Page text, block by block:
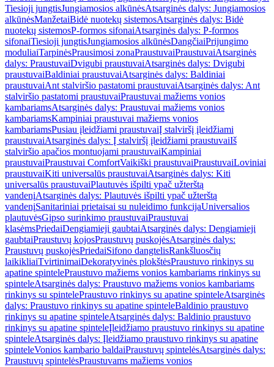
Tiesioji jungtisJungiamosios alkūnėsAtsarginės dalys: Jungiamosios
alkūnėsManžetaiBidė nuotekų sistemosAtsarginės dalys: Bidė
nuotekų sistemosP-formos sifonaiAtsarginės dalys: P-formos
sifonaiTiesioji jungtisJungiamosios alkūnėsDangčiaiPrijungimo
moduliaiTarpinėsPrausimosi zonaPraustuvaiPraustuvaiAtsarginės
dalys: PraustuvaiDvigubi praustuvaiAtsarginės dalys: Dvigubi
praustuvaiBaldiniai praustuvaiAtsarginės dalys: Baldiniai
praustuvaiAnt stalviršio pastatomi praustuvaiAtsarginės dalys: Ant
stalviršio pastatomi praustuvaiPraustuvai mažiems vonios
kambariamsAtsarginės dalys: Praustuvai mažiems vonios
kambariamsKampiniai praustuvai mažiems vonios
kambariamsPusiau įleidžiami praustuvaiĮ stalviršį įleidžiami
praustuvaiAtsarginės dalys: Į stalviršį įleidžiami praustuvaiIš
stalviršio apačios montuojami praustuvaiKampiniai
praustuvaiPraustuvai ComfortVaikiški praustuvaiPraustuvaiLoviniai
praustuvaiKiti universalūs praustuvaiAtsarginės dalys: Kiti
universalūs praustuvaiPlautuvės išpilti ypač užterštą
vandenįAtsarginės dalys: Plautuvės išpilti ypač užterštą
vandenįSanitariniai prietaisai su nuleidimo funkcijaUniversalios
plautuvėsGipso surinkimo praustuvaiPraustuvai
klasėmsPriedaiDengiamieji gaubtaiAtsarginės dalys: Dengiamieji
gaubtaiPraustuvų kojosPraustuvų puskojėsAtsarginės dalys:
Praustuvų puskojėsPriedaiSifono dangtelisRankšluosčių
laikikliaiTvirtinimaiDekoratyvinės plokštėsPraustuvo rinkinys su
apatine spintelePraustuvo mažiems vonios kambariams rinkinys su
spinteleAtsarginės dalys: Praustuvo mažiems vonios kambariams
rinkinys su spintelePraustuvo rinkinys su apatine spinteleAtsarginės
dalys: Praustuvo rinkinys su apatine spinteleBaldinio praustuvo
rinkinys su apatine spinteleAtsarginės dalys: Baldinio praustuvo
rinkinys su apatine spinteleĮleidžiamo praustuvo rinkinys su apatine
spinteleAtsarginės dalys: Įleidžiamo praustuvo rinkinys su apatine
spinteleVonios kambario baldaiPraustuvų spintelėsAtsarginės dalys:
Praustuvų spintelėsPraustuvams mažiems vonios